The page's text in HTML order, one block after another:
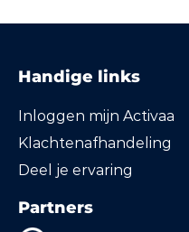
Handige links
Inloggen mijn Activaa
Klachtenafhandeling
Deel je ervaring
Partners